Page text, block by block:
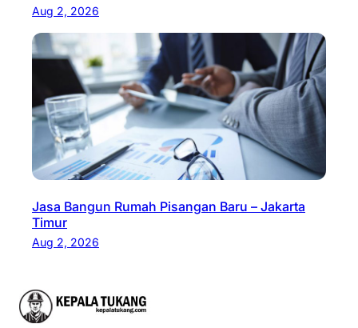
Aug 2, 2026
Jasa Bangun Rumah Pisangan Baru – Jakarta
Timur
Aug 2, 2026